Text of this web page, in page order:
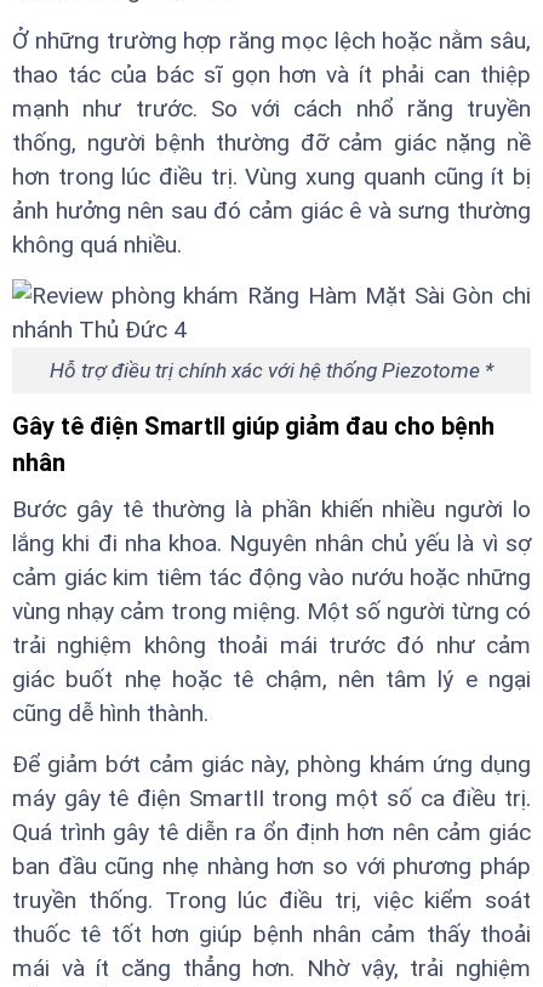
Ở những trường hợp răng mọc lệch hoặc nằm sâu,
thao tác của bác sĩ gọn hơn và ít phải can thiệp
mạnh như trước. So với cách nhổ răng truyền
thống, người bệnh thường đỡ cảm giác nặng nề
hơn trong lúc điều trị. Vùng xung quanh cũng ít bị
ảnh hưởng nên sau đó cảm giác ê và sưng thường
không quá nhiều.
Hỗ trợ điều trị chính xác với hệ thống Piezotome *
Gây tê điện SmartII giúp giảm đau cho bệnh
nhân
Bước gây tê thường là phần khiến nhiều người lo
lắng khi đi nha khoa. Nguyên nhân chủ yếu là vì sợ
cảm giác kim tiêm tác động vào nướu hoặc những
vùng nhạy cảm trong miệng. Một số người từng có
trải nghiệm không thoải mái trước đó như cảm
giác buốt nhẹ hoặc tê chậm, nên tâm lý e ngại
cũng dễ hình thành.
Để giảm bớt cảm giác này, phòng khám ứng dụng
máy gây tê điện SmartII trong một số ca điều trị.
Quá trình gây tê diễn ra ổn định hơn nên cảm giác
ban đầu cũng nhẹ nhàng hơn so với phương pháp
truyền thống. Trong lúc điều trị, việc kiểm soát
thuốc tê tốt hơn giúp bệnh nhân cảm thấy thoải
mái và ít căng thẳng hơn. Nhờ vậy, trải nghiệm